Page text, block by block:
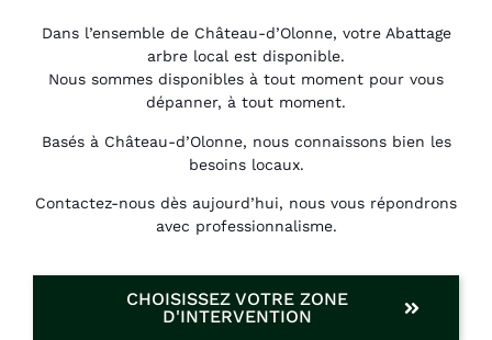
Dans l’ensemble de Château-d’Olonne, votre Abattage
arbre local est disponible.
Nous sommes disponibles à tout moment pour vous
dépanner, à tout moment.
Basés à Château-d’Olonne, nous connaissons bien les
besoins locaux.
Contactez-nous dès aujourd’hui, nous vous répondrons
avec professionnalisme.
CHOISISSEZ VOTRE ZONE
D'INTERVENTION